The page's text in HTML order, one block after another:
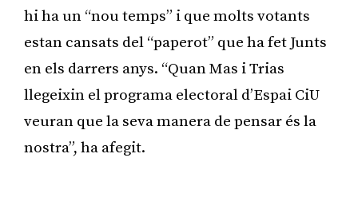
hi ha un “nou temps” i que molts votants
estan cansats del “paperot” que ha fet Junts
en els darrers anys. “Quan Mas i Trias
llegeixin el programa electoral d’Espai CiU
veuran que la seva manera de pensar és la
nostra”, ha afegit.